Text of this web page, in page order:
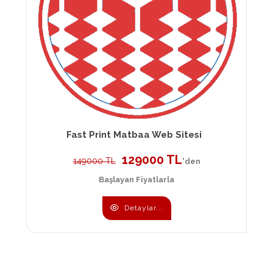
Fast Print Matbaa Web Sitesi
149000 TL 129000 TL'den
Başlayan Fiyatlarla
Detaylar...